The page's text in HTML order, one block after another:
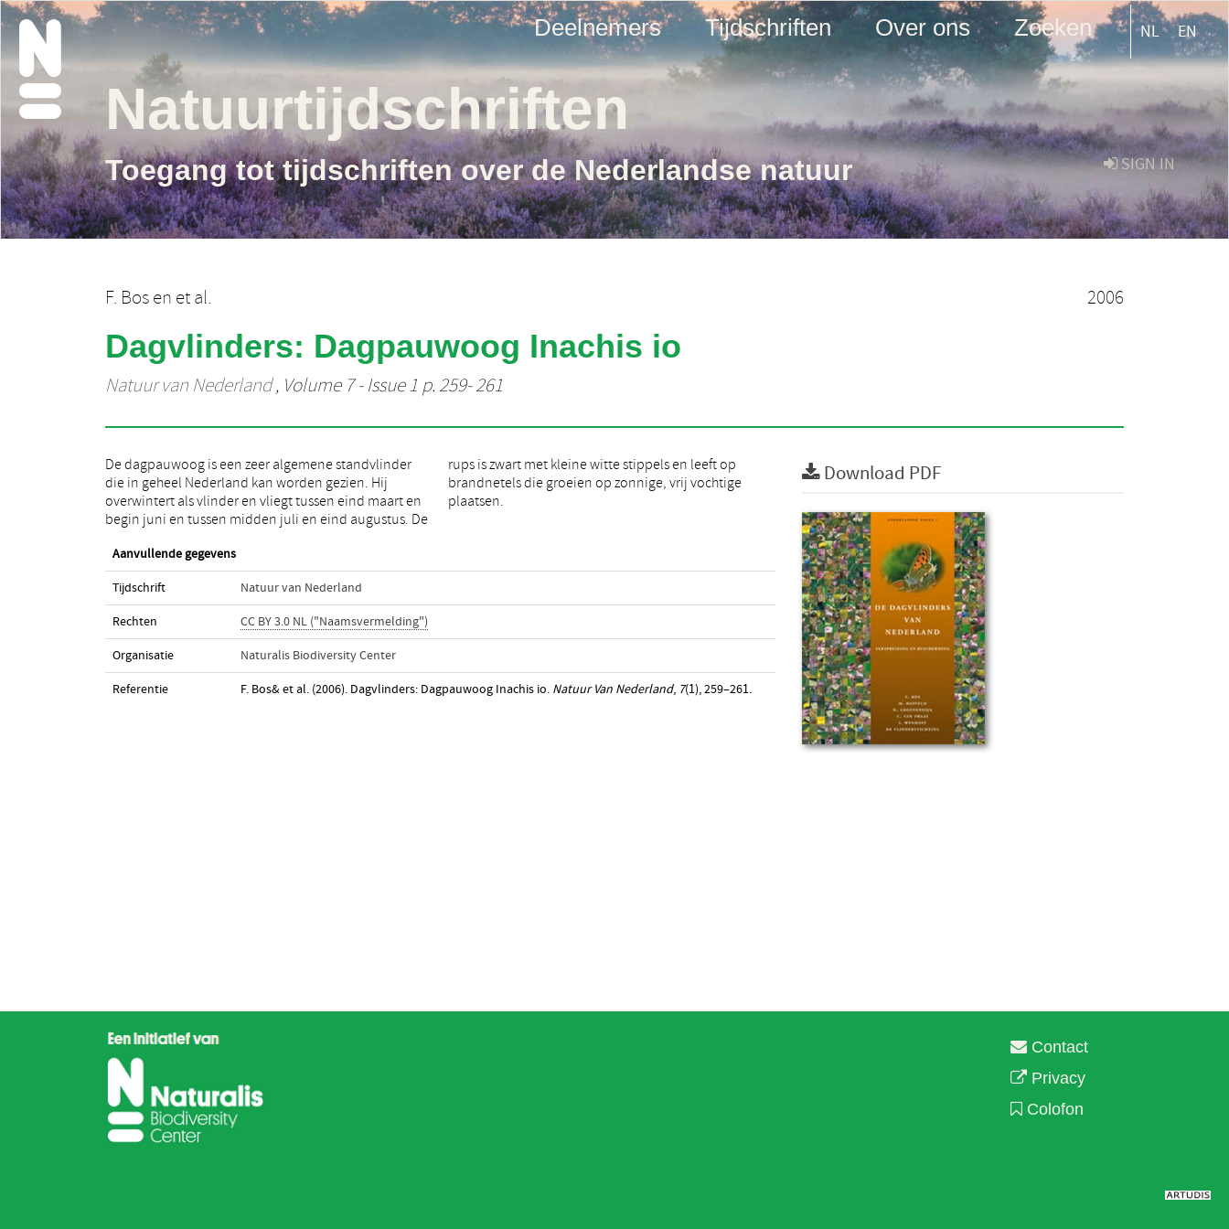
Deelnemers Tijdschriften Over ons Zoeken NL EN
SIGN IN
Natuurtijdschriften
Toegang tot tijdschriften over de Nederlandse natuur
F. Bosen et al. 2006
Dagvlinders: Dagpauwoog Inachis io
Natuur van Nederland, Volume 7 - Issue 1 p. 259- 261
De dagpauwoog is een zeer algemene standvlinder
die in geheel Nederland kan worden gezien. Hij
overwintert als vlinder en vliegt tussen eind maart en
begin juni en tussen midden juli en eind augustus. De
rups is zwart met kleine witte stippels en leeft op
brandnetels die groeien op zonnige, vrij vochtige
plaatsen.
Aanvullende gegevens
Tijdschrift Natuur van Nederland
Rechten CC BY 3.0 NL ("Naamsvermelding")
Organisatie Naturalis Biodiversity Center
Referentie F. Bos& et al. (2006). Dagvlinders: Dagpauwoog Inachis io. Natuur Van Nederland, 7(1), 259–261.
Download PDF
Contact
Privacy
Colofon